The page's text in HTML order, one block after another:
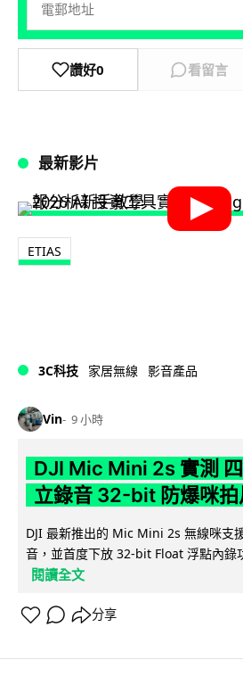
讚好0 看留言
最新影片
ETIAS
3C科技 家居無線 影音產品
Vin 9 小時
DJI Mic Mini 2s 實測
立錄音 32-bit 防爆咪拍
DJI 最新推出的 Mic Mini 2s 無線咪支
音，並首度下放 32-bit Float 浮點內錄
閱讀全文
分享